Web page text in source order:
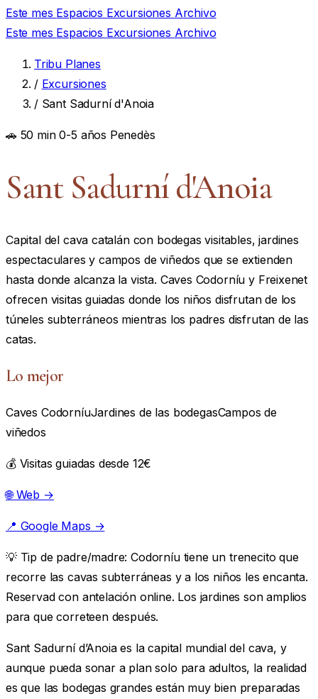
Este mes Espacios Excursiones Archivo
Este mes Espacios Excursiones Archivo
Tribu Planes
/ Excursiones
/ Sant Sadurní d'Anoia
🚗 50 min0-5 años Penedès
Sant Sadurní d'Anoia
Capital del cava catalán con bodegas visitables, jardines
espectaculares y campos de viñedos que se extienden
hasta donde alcanza la vista. Caves Codorníu y Freixenet
ofrecen visitas guiadas donde los niños disfrutan de los
túneles subterráneos mientras los padres disfrutan de las
catas.
Lo mejor
Caves CodorníuJardines de las bodegasCampos de
viñedos
💰 Visitas guiadas desde 12€
🌐 Web →
📍 Google Maps →
💡 Tip de padre/madre: Codorníu tiene un trenecito que
recorre las cavas subterráneas y a los niños les encanta.
Reservad con antelación online. Los jardines son amplios
para que correteen después.
Sant Sadurní d’Anoia es la capital mundial del cava, y
aunque pueda sonar a plan solo para adultos, la realidad
es que las bodegas grandes están muy bien preparadas